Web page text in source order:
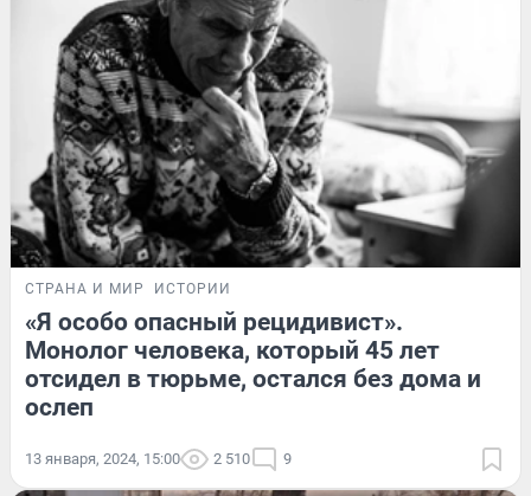
СТРАНА И МИР ИСТОРИИ
«Я особо опасный рецидивист».
Монолог человека, который 45 лет
отсидел в тюрьме, остался без дома и
ослеп
13 января, 2024, 15:00 2 510 9